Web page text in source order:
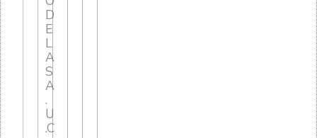
D
E
L
A
S
A
.
U
.C